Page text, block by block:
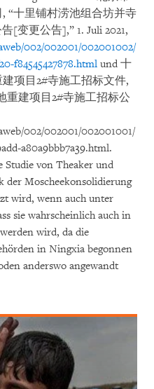
“十里铺村涝池组合坊并寺
[变更公告],” 1. Juli 2021,
002/002001/002001002/
f84545427878.html und 十
项目2#寺施工招标文件,
重建项目2#寺施工招标公
002/002001/002001001/
a80a9bbb7a39.html.
Studie von Theaker und
der Moscheekonsolidierung
wird, wenn auch unter
sie wahrscheinlich auch in
wird, da die
in Ningxia begonnen
anderswo angewandt